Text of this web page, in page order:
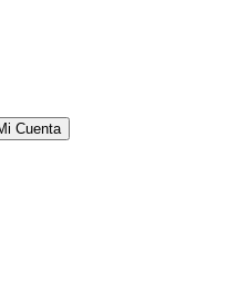
Cuenta